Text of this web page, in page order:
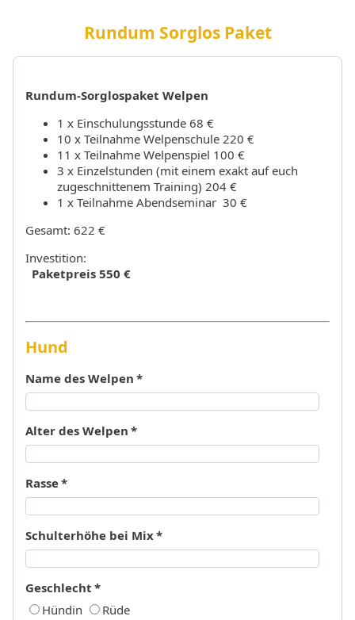
Rundum Sorglos Paket
Rundum-Sorglospaket Welpen
1 x Einschulungsstunde 68 €
10 x Teilnahme Welpenschule 220 €
11 x Teilnahme Welpenspiel 100 €
3 x Einzelstunden (mit einem exakt auf euch
zugeschnittenem Training) 204 €
1 x Teilnahme Abendseminar 30 €
Gesamt: 622 €
Investition:
Paketpreis 550 €
Hund
Name des Welpen *
Alter des Welpen *
Rasse*
Schulterhöhe bei Mix*
Geschlecht *
Hündin
Rüde